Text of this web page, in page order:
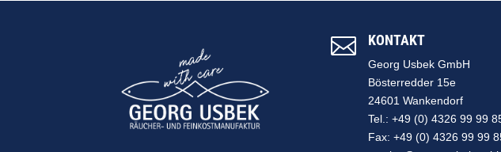
 KONTAKT
Georg Usbek GmbH
Bösterredder 15e
24601 Wankendorf
Tel.: +49 (0) 4326 99 99
Fax: +49 (0) 4326 99 99